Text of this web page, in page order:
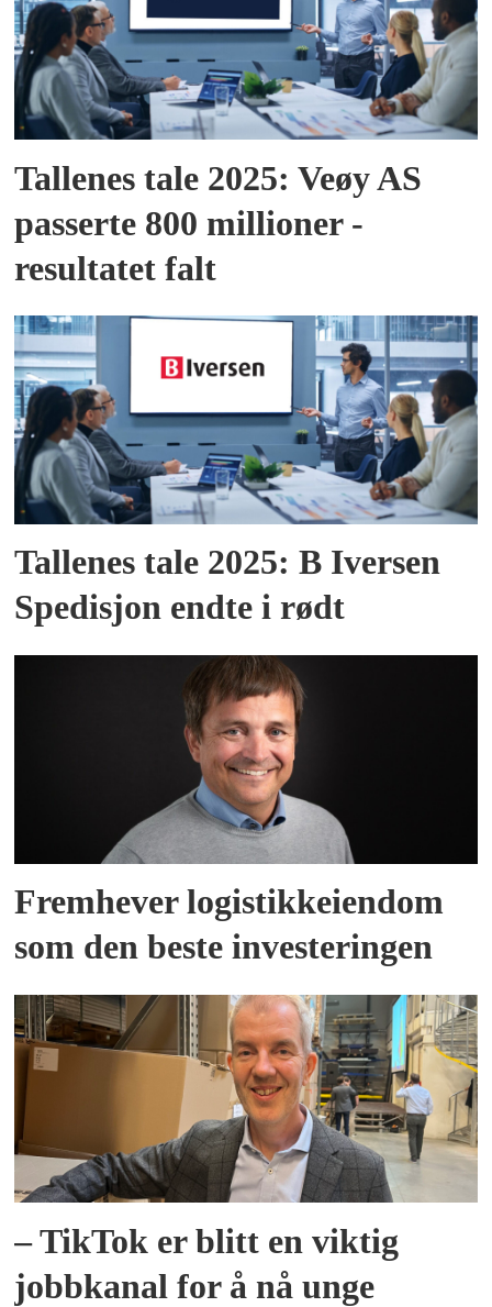
Tallenes tale 2025: Veøy AS
passerte 800 millioner -
resultatet falt
Tallenes tale 2025: B Iversen
Spedisjon endte i rødt
Fremhever logistikkeiendom
som den beste investeringen
– TikTok er blitt en viktig
jobbkanal for å nå unge